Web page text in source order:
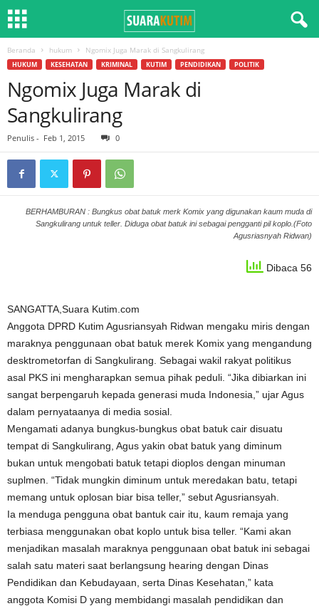
Beranda hukum Ngomix Juga Marak di Sangkulirang
HUKUM KESEHATAN KRIMINAL KUTIM PENDIDIKAN POLITIK
Ngomix Juga Marak di
Sangkulirang
Penulis - Feb 1, 2015 0
BERHAMBURAN : Bungkus obat batuk merk Komix yang digunakan kaum muda di
Sangkulirang untuk teller. Diduga obat batuk ini sebagai pengganti pil koplo.(Foto
Agusriasnyah Ridwan)
Dibaca 56
SANGATTA,Suara Kutim.com
Anggota DPRD Kutim Agusriansyah Ridwan mengaku miris dengan
maraknya penggunaan obat batuk merek Komix yang mengandung
desktrometorfan di Sangkulirang. Sebagai wakil rakyat politikus
asal PKS ini mengharapkan semua pihak peduli. “Jika dibiarkan ini
sangat berpengaruh kepada generasi muda Indonesia,” ujar Agus
dalam pernyataanya di media sosial.
Mengamati adanya bungkus-bungkus obat batuk cair disuatu
tempat di Sangkulirang, Agus yakin obat batuk yang diminum
bukan untuk mengobati batuk tetapi dioplos dengan minuman
suplmen. “Tidak mungkin diminum untuk meredakan batu, tetapi
memang untuk oplosan biar bisa teller,” sebut Agusriansyah.
Ia menduga pengguna obat bantuk cair itu, kaum remaja yang
terbiasa menggunakan obat koplo untuk bisa teller. “Kami akan
menjadikan masalah maraknya penggunaan obat batuk ini sebagai
salah satu materi saat berlangsung hearing dengan Dinas
Pendidikan dan Kebudayaan, serta Dinas Kesehatan,” kata
anggota Komisi D yang membidangi masalah pendidikan dan